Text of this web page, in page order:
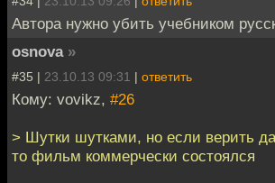
Автора нужно убить учебником
osnova »
#35 | 23.10.13 09:31 | ответить
Кому: vovikz, #26
> Шутки шутками, но если верить
то фильм коммерчески состоялся